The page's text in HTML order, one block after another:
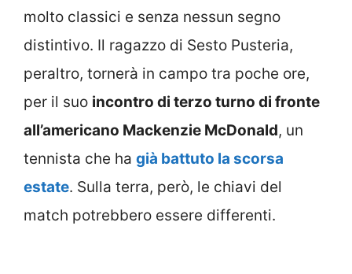
molto classici e senza nessun segno
distintivo. Il ragazzo di Sesto Pusteria,
peraltro, tornerà in campo tra poche ore,
per il suo incontro di terzo turno di fronte
all’americano Mackenzie McDonald, un
tennista che ha già battuto la scorsa
estate. Sulla terra, però, le chiavi del
match potrebbero essere differenti.